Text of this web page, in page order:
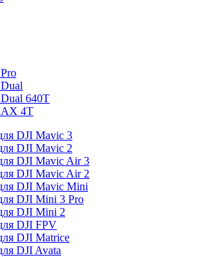
640T
4T
DJI Mavic 3
DJI Mavic 2
DJI Mavic Air 3
DJI Mavic Air 2
DJI Mavic Mini
DJI Mini 3 Pro
DJI Mini 2
DJI FPV
DJI Matrice
DJI Avata